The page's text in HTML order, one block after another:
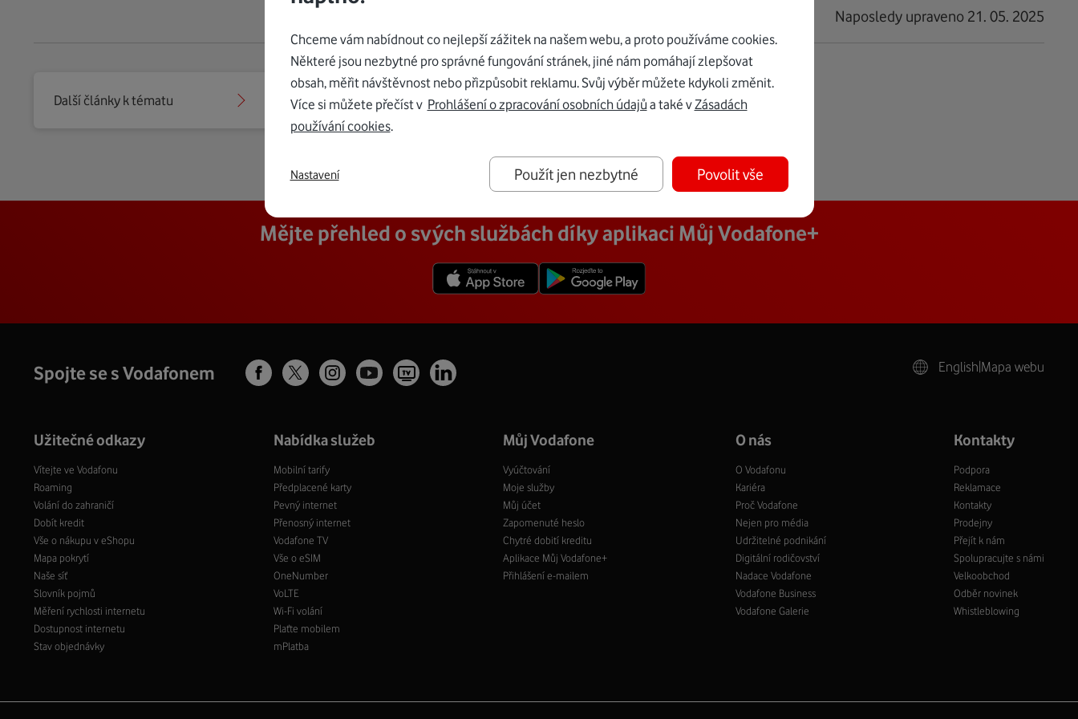
Přejděte do Rozšířená nastavení
Přejděte do Další nastavení
Naposledy upraveno 21. 05. 2025
Další články k tématu Vybrat jiné téma
Mějte přehled o svých službách díky aplikaci Můj Vodafone+
Spojte se s Vodafonem English Mapa webu
Užitečné odkazy
Vítejte ve Vodafonu
Roaming
Volání do zahraničí
Dobít kredit
Vše o nákupu v eShopu
Mapa pokrytí
Naše síť
Slovník pojmů
Měření rychlosti internetu
Dostupnost internetu
Stav objednávky
Nabídka služeb
Mobilní tarify
Předplacené karty
Pevný internet
Přenosný internet
Vodafone TV
Vše o eSIM
OneNumber
VoLTE
Wi-Fi volání
Plaťte mobilem
mPlatba
Můj Vodafone
Vyúčtování
Moje služby
Můj účet
Zapomenuté heslo
Chytré dobití kreditu
Aplikace Můj Vodafone+
Přihlášení e-mailem
O nás
O Vodafonu
Kariéra
Proč Vodafone
Nejen pro média
Udržitelné podnikání
Digitální rodičovství
Nadace Vodafone
Vodafone Business
Vodafone Galerie
Kontakty
Podpora
Reklamace
Kontakty
Prodejny
Přejít k nám
Spolupracujte s námi
Velkoobchod
Odběr novinek
Whistleblowing
Chceme vám nabídnout co nejlepší zážitek na našem webu, a proto používáme cookies.
Některé jsou nezbytné pro správné fungování stránek, jiné nám pomáhají zlepšovat
obsah, měřit návštěvnost nebo přizpůsobit reklamu. Svůj výběr můžete kdykoli změnit.
Více si můžete přečíst v Prohlášení o zpracování osobních údajů a také vZásadách
používání cookies.
Použít jen nezbytné Povolit vše
Nastavení